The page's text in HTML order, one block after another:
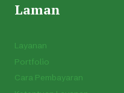
Laman
Layanan
Portfolio
Cara Pembayaran